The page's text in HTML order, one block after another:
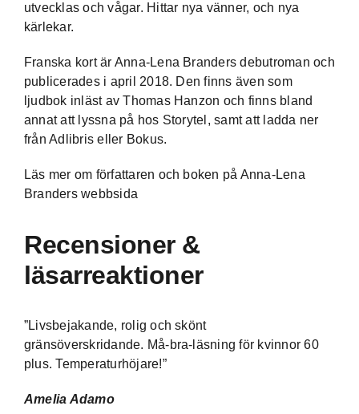
utvecklas och vågar. Hittar nya vänner, och nya
kärlekar.
Franska kort är Anna-Lena Branders debutroman och
publicerades i april 2018. Den finns även som
ljudbok inläst av Thomas Hanzon och finns bland
annat att lyssna på hos Storytel , samt att ladda ner
från Adlibris eller Bokus.
Läs mer om författaren och boken på Anna-Lena
Branders webbsida
Recensioner &
läsarreaktioner
”Livsbejakande, rolig och skönt
gränsöverskridande. Må-bra-läsning för kvinnor 60
plus. Temperaturhöjare!”
Amelia Adamo